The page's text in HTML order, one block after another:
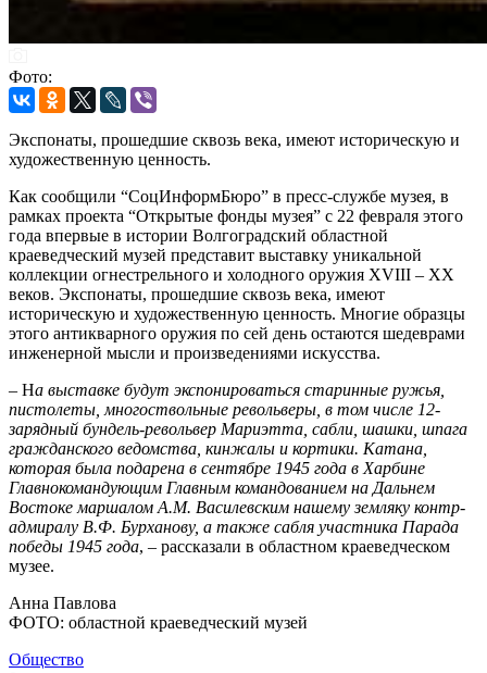
Фото:
Экспонаты, прошедшие сквозь века, имеют историческую и
художественную ценность.
Как сообщили “СоцИнформБюро” в пресс-службе музея, в
рамках проекта “Открытые фонды музея” с 22 февраля этого
года впервые в истории Волгоградский областной
краеведческий музей представит выставку уникальной
коллекции огнестрельного и холодного оружия XVIII – XX
веков. Экспонаты, прошедшие сквозь века, имеют
историческую и художественную ценность. Многие образцы
этого антикварного оружия по сей день остаются шедеврами
инженерной мысли и произведениями искусства.
– На выставке будут экспонироваться старинные ружья,
пистолеты, многоствольные револьверы, в том числе 12-
зарядный бундель-револьвер Мариэтта, сабли, шашки, шпага
гражданского ведомства, кинжалы и кортики. Катана,
которая была подарена в сентябре 1945 года в Харбине
Главнокомандующим Главным командованием на Дальнем
Востоке маршалом А.М. Василевским нашему земляку контр-
адмиралу В.Ф. Бурханову, а также сабля участника Парада
победы 1945 года, – рассказали в областном краеведческом
музее.
Анна Павлова
ФОТО: областной краеведческий музей
Общество